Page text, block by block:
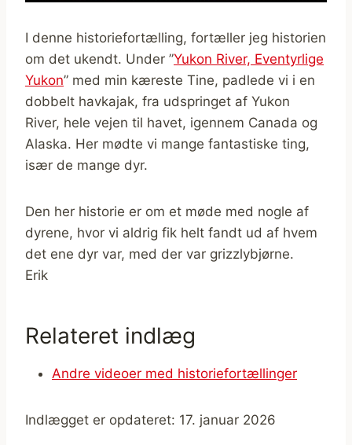
I denne historiefortælling, fortæller jeg historien
om det ukendt. Under ”Yukon River, Eventyrlige
Yukon” med min kæreste Tine, padlede vi i en
dobbelt havkajak, fra udspringet af Yukon
River, hele vejen til havet, igennem Canada og
Alaska. Her mødte vi mange fantastiske ting,
især de mange dyr.
Den her historie er om et møde med nogle af
dyrene, hvor vi aldrig fik helt fandt ud af hvem
det ene dyr var, med der var grizzlybjørne.
Erik
Relateret indlæg
Andre videoer med historiefortællinger
Indlægget er opdateret: 17. januar 2026